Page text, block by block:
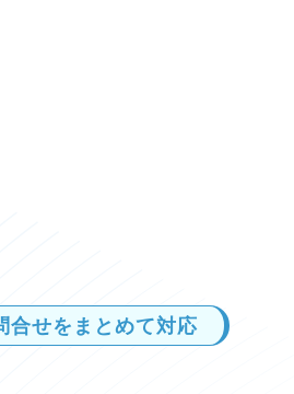
合せをまとめて対応